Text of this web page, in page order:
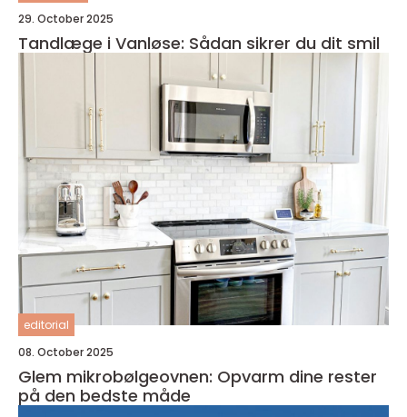
29. October 2025
Tandlæge i Vanløse: Sådan sikrer du dit smil
editorial
08. October 2025
Glem mikrobølgeovnen: Opvarm dine rester
på den bedste måde